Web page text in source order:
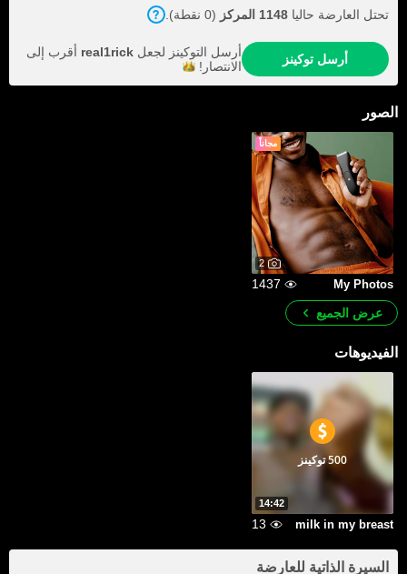
تحتل العارضة حاليا 1148 المركز (0 نقطة).
أرسل توكينز أرسل التوكينز لجعل real1rick أقرب إلى
الانتصار!
الصور
مجاناً
2
My Photos
1437
عرض الجميع
الفيديوهات
14:42
500 توكينز
milk in my breast
13
السيرة الذاتية للعارضة